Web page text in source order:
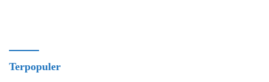
Terpopuler